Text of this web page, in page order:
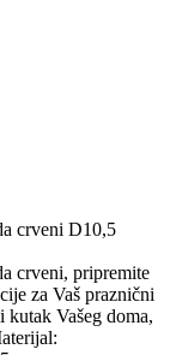
crveni D10,5
crveni, pripremite
za Vaš praznični
Vašeg doma,